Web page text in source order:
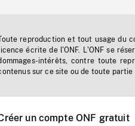
Toute reproduction et tout usage du
écrite de l'ONF. L'ONF se
intérêts, contre toute
sur ce site ou de toute
un compte ONF gratuit